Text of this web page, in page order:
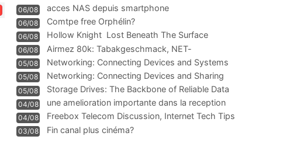
06/08 acces NAS depuis smartphone
06/08 Comtpe free Orphélin?
06/08 Hollow Knight  Lost Beneath The Surface
06/08
Airmez 80k: Tabakgeschmack, NET-
Technologie und Leistung im
05/08 Networking: Connecting Devices and Systems
05/08
Networking: Connecting Devices and Sharing
Information
05/08
Storage Drives: The Backbone of Reliable Data
Management
04/08
une amelioration importante dans la reception
WIFI
04/08
Freebox Telecom Discussion, Internet Tech Tips
Communi
03/08 Fin canal plus cinéma?